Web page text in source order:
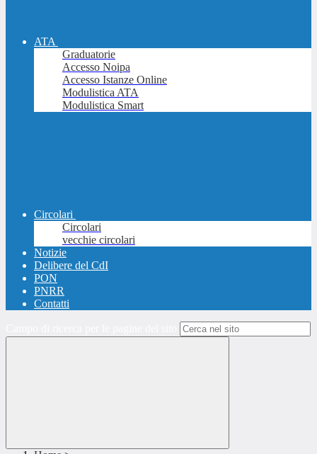
ATA
Graduatorie
Accesso Noipa
Accesso Istanze Online
Modulistica ATA
Modulistica Smart
Circolari
Circolari
vecchie circolari
Notizie
Delibere del CdI
PON
PNRR
Contatti